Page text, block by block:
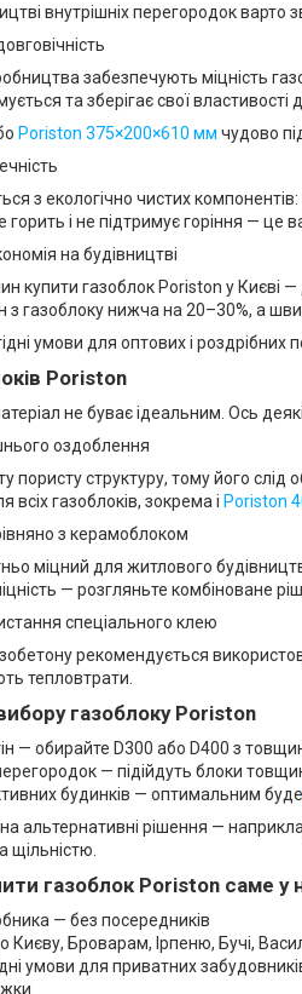
внутрішніх перегородок варто
забезпечують міцність
та зберігає свої властивості
Poriston 375×200×610 мм чудово
з екологічно чистих
горить і не підтримує горіння —
на будівництві
купити газоблок Poriston у Києві —
з газоблоку нижча на 20–30%, а
умови для оптових і роздрібних
Poriston
не буває ідеальним. Ось
оздоблення
пористу структуру, тому його
газоблоків, зокрема і Poriston
з керамоблоком
міцний для житлового
— розгляньте комбіноване
спеціального клею
рекомендується
тепловтрати.
газоблоку Poriston
— обирайте D300 або D400 з
— підійдуть блоки
будинків — оптимальним буде
альтернативні рішення —
щільністю.
газоблок Poriston саме у
— без посередників
Броварам, Ірпеню, Бучі,
умови для приватних